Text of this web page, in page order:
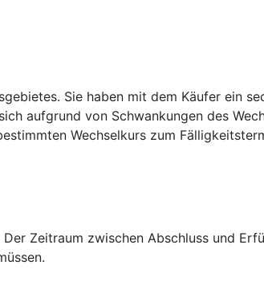
Sie haben mit dem Käufer ein
aufgrund von Schwankungen des
Wechselkurs zum
Zeitraum zwischen Abschluss und